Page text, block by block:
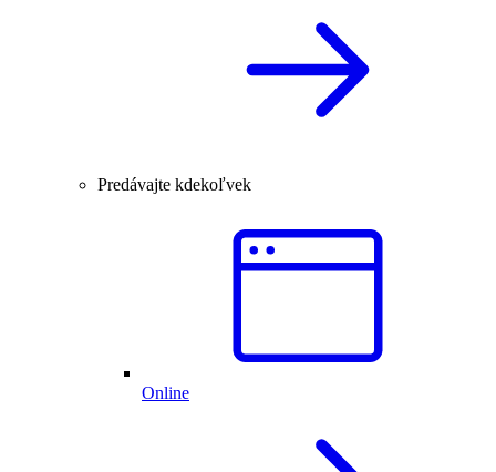
Predávajte kdekoľvek
Online